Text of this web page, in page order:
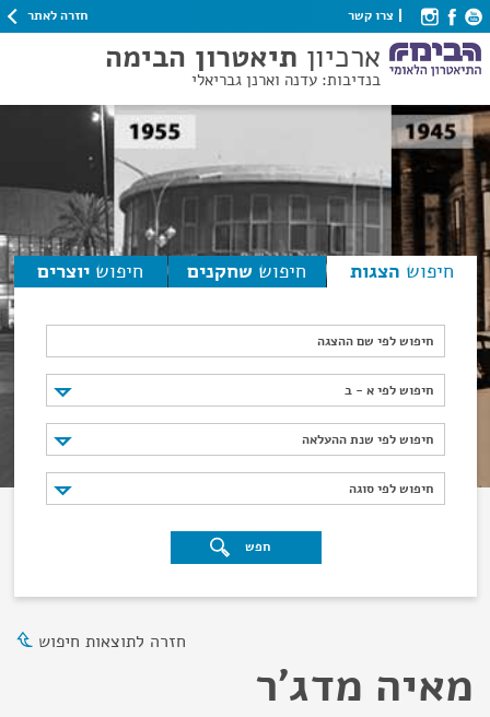
צרו קשר חזרה לאתר
ארכיון תיאטרון הבימה
בנדיבות: עדנה וארנן גבריאלי
חיפוש הצגות חיפוש שחקנים חיפוש יוצרים
חיפוש לפי שם ההצגה
חיפוש לפי א - ב
חיפוש לפי א - ב
חיפוש לפי שנת ההעלאה
חיפוש לפי שנת ההעלאה
חיפוש לפי סוגה
חיפוש לפי סוגה
חפש
חזרה לתוצאות חיפוש
מאיה מדג'ר